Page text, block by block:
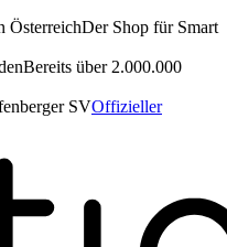
Der Shop für Smart
Bereits über 2.000.000
Offizieller